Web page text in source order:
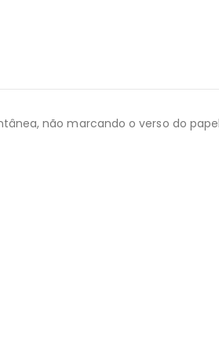
não marcando o verso do